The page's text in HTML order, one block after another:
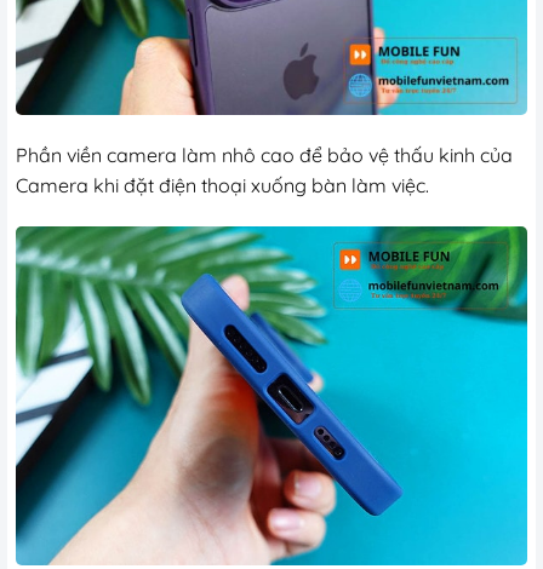
Phần viền camera làm nhô cao để bảo vệ thấu kinh của
Camera khi đặt điện thoại xuống bàn làm việc.